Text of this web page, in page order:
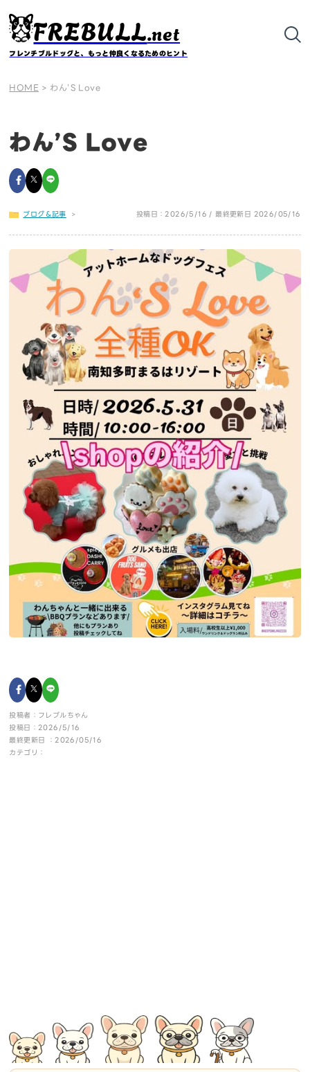
FREBULL.net
フレンチブルドッグと、もっと仲良くなるためのヒント
HOME > わん’S Love
わん’S Love
ブログ＆記事 > 投稿日：2026/5/16 / 最終更新日 2026/05/16
投稿者：フレブルちゃん
投稿日：2026/5/16
最終更新日 ：2026/05/16
カテゴリ：